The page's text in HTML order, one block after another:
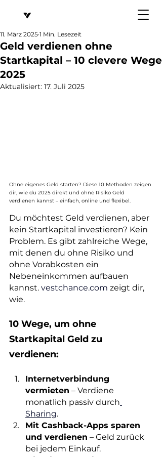
Geld verdienen ohne
Startkapital – 10 clevere Wege
2025
11. März 2025 1 Min. Lesezeit
Aktualisiert: 17. Juli 2025
Ohne eigenes Geld starten? Diese 10 Methoden zeigen
dir, wie du 2025 direkt und ohne Risiko Geld
verdienen kannst – einfach, online und flexibel.
Du möchtest Geld verdienen, aber
kein Startkapital investieren? Kein
Problem. Es gibt zahlreiche Wege,
mit denen du ohne Risiko und
ohne Vorabkosten ein
Nebeneinkommen aufbauen
kannst. vestchance.com zeigt dir,
wie.
10 Wege, um ohne
Startkapital Geld zu
verdienen:
Internetverbindung
vermieten – Verdiene
monatlich passiv durch
Sharing.
Mit Cashback-Apps sparen
und verdienen – Geld zurück
bei jedem Einkauf.